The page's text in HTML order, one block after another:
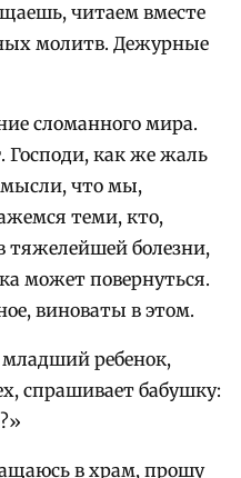
читаем вместе
молитв. Дежурные
сломанного мира.
Господи, как же жаль
мысли, что мы,
теми, кто,
тяжелейшей болезни,
может повернуться.
виноваты в этом.
ребенок,
спрашивает бабушку:
в храм, прошу